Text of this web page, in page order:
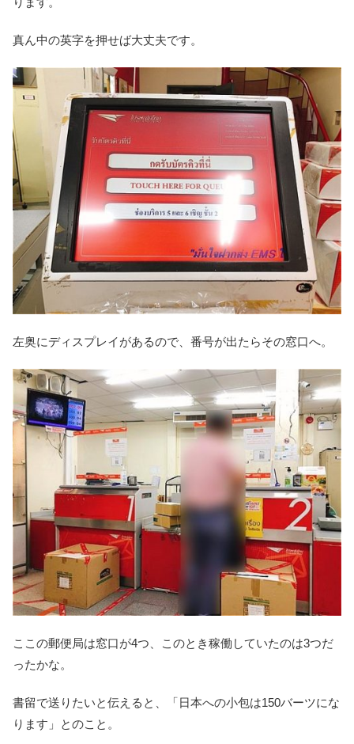
真ん中の英字を押せば大丈夫です。
左奥にディスプレイがあるので、番号が出たらその窓口へ。
ここの郵便局は窓口が4つ、このとき稼働していたのは3つだ
ったかな。
書留で送りたいと伝えると、「日本への小包は150バーツにな
ります」とのこと。